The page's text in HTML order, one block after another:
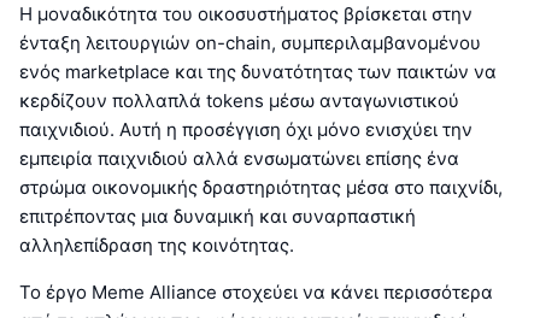
Η μοναδικότητα του οικοσυστήματος βρίσκεται στην
ένταξη λειτουργιών on-chain, συμπεριλαμβανομένου
ενός marketplace και της δυνατότητας των παικτών να
κερδίζουν πολλαπλά tokens μέσω ανταγωνιστικού
παιχνιδιού. Αυτή η προσέγγιση όχι μόνο ενισχύει την
εμπειρία παιχνιδιού αλλά ενσωματώνει επίσης ένα
στρώμα οικονομικής δραστηριότητας μέσα στο παιχνίδι,
επιτρέποντας μια δυναμική και συναρπαστική
αλληλεπίδραση της κοινότητας.
Το έργο Meme Alliance στοχεύει να κάνει περισσότερα